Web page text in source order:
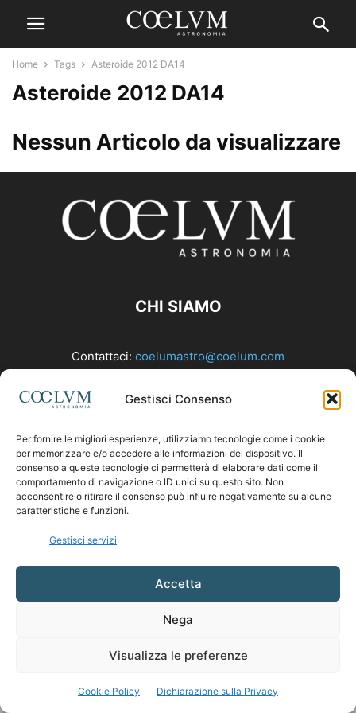
Gestisci Consenso
Per fornire le migliori esperienze, utilizziamo tecnologie come i cookie
per memorizzare e/o accedere alle informazioni del dispositivo. Il
consenso a queste tecnologie ci permetterà di elaborare dati come il
comportamento di navigazione o ID unici su questo sito. Non
acconsentire o ritirare il consenso può influire negativamente su alcune
caratteristiche e funzioni.
Gestisci servizi
Accetta
Nega
Visualizza le preferenze
Cookie Policy Dichiarazione sulla Privacy
Home Tags Asteroide 2012 DA14
Asteroide 2012 DA14
Nessun Articolo da visualizzare
CHI SIAMO
Contattaci: coelumastro@coelum.com
SEGUICI